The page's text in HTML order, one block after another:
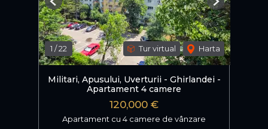
1 /22 Tur virtual Harta
Previous Next
Militari, Apusului, Uverturii - Ghirlandei -
Apartament 4 camere
120,000 €
Apartament cu 4 camere de vânzare